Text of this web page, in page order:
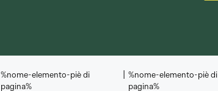
%nome-elemento-piè di
pagina%
%nome-elemento-piè di
pagina%